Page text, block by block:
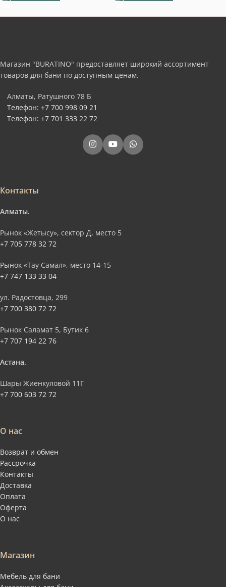
Магазин "BURATINO" предоставляет широкий ассортимент
товаров для бани по доступным ценам.
Алматы, Ратушного 78 Б
Телефон: +7 700 998 09 21
Телефон: +7 701 333 22 72
Контакты
Алматы.
Рынок «Жетысу», сектор Д, место 5
+7 705 778 32 72
Рынок «Тау Самал», место 14-15
+7 747 133 33 04
ул. Радостовца, 299
+7 700 380 72 72
Рынок Саламат 5, Бутик 6
+7 707 194 22 76
Астана.
Шары Жиенкуловой 11Г
+7 700 603 72 72
О нас
Возврат и обмен
Рассрочка
Контакты
Доставка
Оплата
Оферта
О нас
Магазин
Мебель для бани